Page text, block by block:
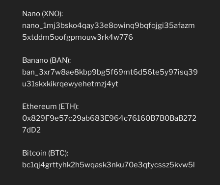
Nano (XNO):
nano_1mj3bsko4qay33e8owinq9bqfojgi35afazm
5xtddm5oofgpmouw3rk4w776
Banano (BAN):
ban_3xr7w8ae8kbp9bg5f69mt6d56te5y97isq39
u31skxkikrqewyehetmzj4yt
Ethereum (ETH):
0x829F9e57c29ab683E964c76160B7B0BaB272
7dD2
Bitcoin (BTC):
bc1qj4grttyhk2h5wqask3nku70e3qtycssz5kvw5l